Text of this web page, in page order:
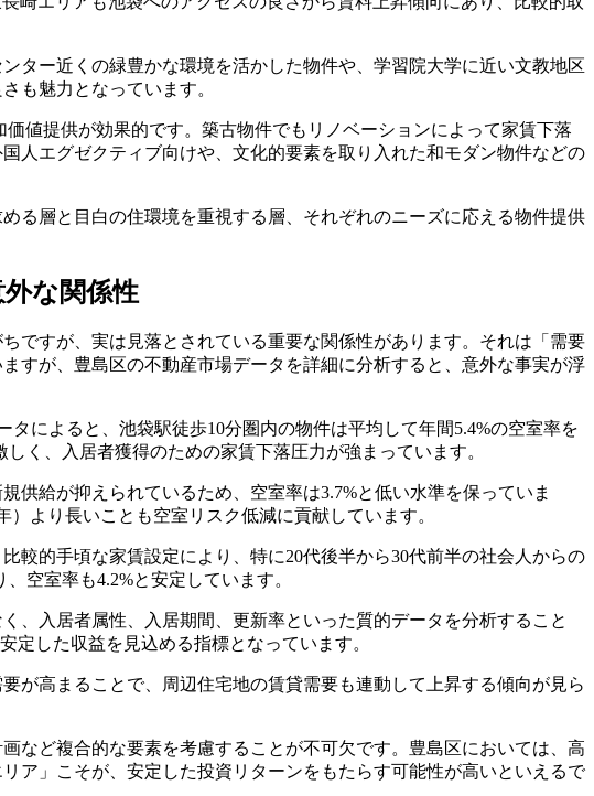
ター近くの緑豊かな環境を活かした物件や、学習院大学に近い文教地区
も魅力となっています。
値提供が効果的です。築古物件でもリノベーションによって家賃下落
人エグゼクティブ向けや、文化的要素を取り入れた和モダン物件などの
る層と目白の住環境を重視する層、それぞれのニーズに応える物件提供
な関係性
ですが、実は見落とされている重要な関係性があります。それは「需要
すが、豊島区の不動産市場データを詳細に分析すると、意外な事実が浮
によると、池袋駅徒歩10分圏内の物件は平均して年間5.4%の空室率を
く、入居者獲得のための家賃下落圧力が強まっています。
給が抑えられているため、空室率は3.7%と低い水準を保っていま
より長いことも空室リスク低減に貢献しています。
較的手頃な家賃設定により、特に20代後半から30代前半の社会人からの
空室率も4.2%と安定しています。
、入居者属性、入居期間、更新率といった質的データを分析すること
定した収益を見込める指標となっています。
が高まることで、周辺住宅地の賃貸需要も連動して上昇する傾向が見ら
など複合的な要素を考慮することが不可欠です。豊島区においては、高
ア」こそが、安定した投資リターンをもたらす可能性が高いといえるで